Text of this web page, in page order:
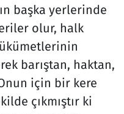
başka yerlerinde
olur, halk
barıştan, haktan,
için bir kere
çıkmıştır ki